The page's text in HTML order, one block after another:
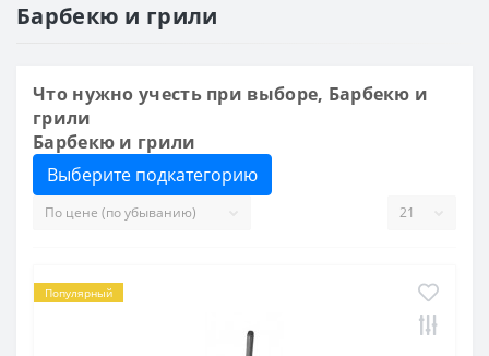
Барбекю и грили
Что нужно учесть при выборе, Барбекю и
грили
Барбекю и грили
Выберите подкатегорию
Популярный